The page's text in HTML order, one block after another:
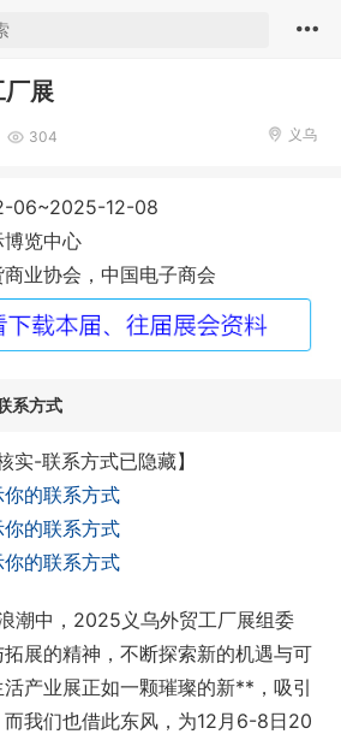
展
304 义乌
06~2025-12-08
览中心
业协会，中国电子商会
系方式
-联系方式已隐藏】
的联系方式
的联系方式
的联系方式
潮中，2025义乌外贸工厂展组委
展的精神，不断探索新的机遇与可
产业展正如一颗璀璨的新**，吸引
我们也借此东风，为12月6-8日20